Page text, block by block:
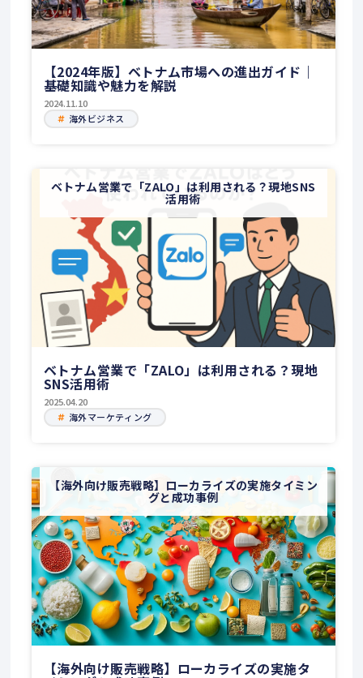
【2024年版】ベトナム市場への進出ガイド｜
基礎知識や魅力を解説
2024.11.10
海外ビジネス
ベトナム営業で「ZALO」は利用される？現地SNS
活用術
ベトナム営業で「ZALO」は利用される？現地
SNS活用術
2025.04.20
海外マーケティング
【海外向け販売戦略】ローカライズの実施タイミン
グと成功事例
【海外向け販売戦略】ローカライズの実施タ